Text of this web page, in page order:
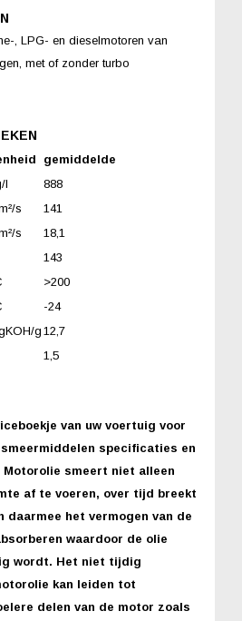
, LPG- en dieselmotoren van
met of zonder turbo
gemiddelde
l
888
s
141
s
18,1
143
>200
-24
g 12,7
1,5
van uw voertuig voor
specificaties en
smeert niet alleen
af te voeren, over tijd breekt
daarmee het vermogen van de
waardoor de olie
wordt. Het niet tijdig
kan leiden tot
delen van de motor zoals